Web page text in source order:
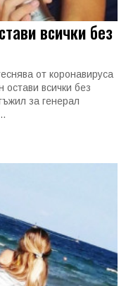
всички без
от коронавируса
всички без
за генерал